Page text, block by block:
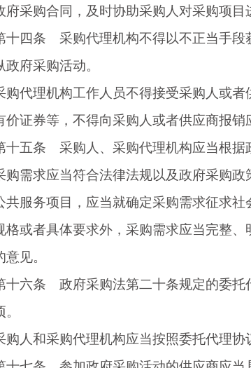
府采购合同，及时协助采购人对采购项目
条 采购代理机构不得以不正当手段
政府采购活动。
理机构工作人员不得接受采购人或者
价证券等，不得向采购人或者供应商报销
条 采购人、采购代理机构应当根据政
求应当符合法律法规以及政府采购政
共服务项目，应当就确定采购需求征求
格或者具体要求外，采购需求应当完整
见。
条 政府采购法第二十条规定的委托
和采购代理机构应当按照委托代理协